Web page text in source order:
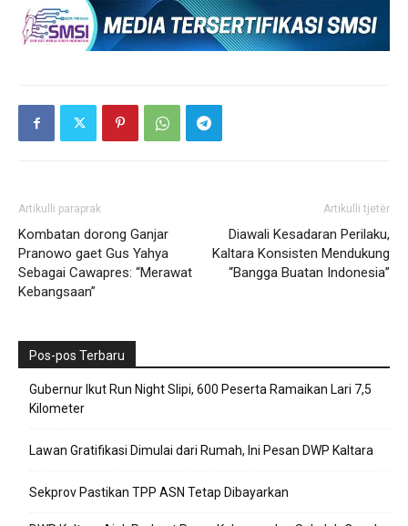
Artikulli paraprak
Kombatan dorong Ganjar
Pranowo gaet Gus Yahya
Sebagai Cawapres: “Merawat
Kebangsaan”
Artikulli tjetër
Diawali Kesadaran Perilaku,
Kaltara Konsisten Mendukung
“Bangga Buatan Indonesia”
Pos-pos Terbaru
Gubernur Ikut Run Night Slipi, 600 Peserta Ramaikan Lari 7,5
Kilometer
Lawan Gratifikasi Dimulai dari Rumah, Ini Pesan DWP Kaltara
Sekprov Pastikan TPP ASN Tetap Dibayarkan